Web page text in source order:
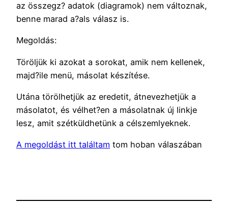
az összegz? adatok (diagramok) nem változnak,
benne marad a?als válasz is.
Megoldás:
Töröljük ki azokat a sorokat, amik nem kellenek,
majd?ile menü, másolat készítése.
Utána törölhetjük az eredetit, átnevezhetjük a
másolatot, és vélhet?en a másolatnak új linkje
lesz, amit szétküldhetünk a célszemlyeknek.
A megoldást itt találtam tom hoban válaszában